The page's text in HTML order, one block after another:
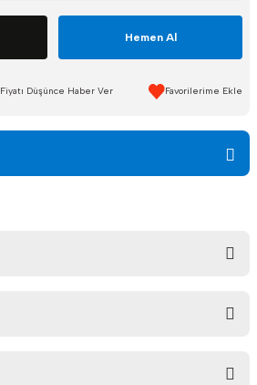
Hemen Al
Fiyatı Düşünce Haber Ver